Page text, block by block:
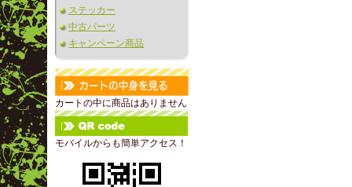
ステッカー
中古パーツ
キャンペーン商品
カートの中に商品はありません
モバイルからも簡単アクセス！